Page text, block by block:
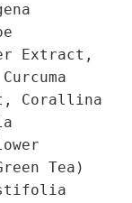
Extract,
Corallina
Tea)